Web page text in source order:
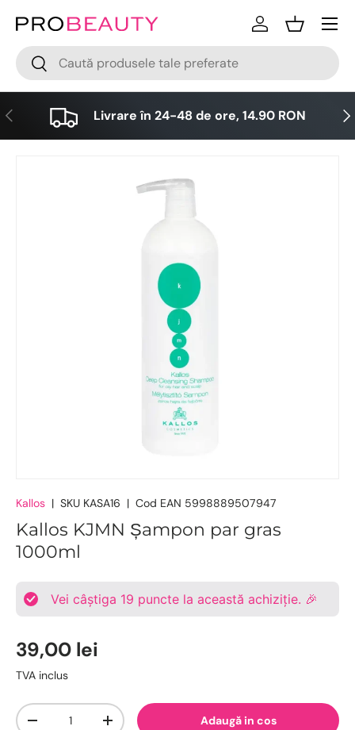
Sari la conținut
Cǎutare
Cǎutare
LogareCos
Meniu
Anterior Livrare în 24-48 de ore, 14.90 RON
Kallos | SKU KASA16 | Cod EAN 5998889507947
Kallos KJMN Șampon par gras
1000ml
Vei câștiga 19 puncte la această achiziție. 🎉
39,00 lei
TVA inclus
Cantitate
-
+ Adaugă in cos